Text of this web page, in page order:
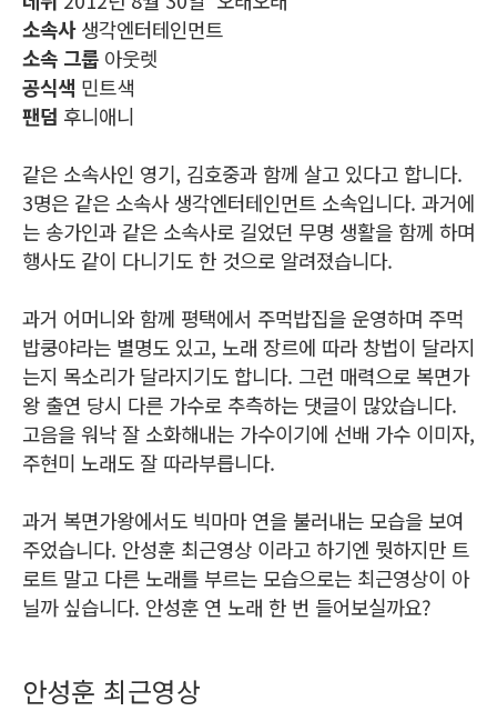
소속사생각엔터테인먼트
소속 그룹 아웃렛
공식색 민트색
팬덤 후니애니
같은 소속사인 영기, 김호중과 함께 살고 있다고 합니다.
3명은 같은 소속사 생각엔터테인먼트 소속입니다. 과거에
는 송가인과 같은 소속사로 길었던 무명 생활을 함께 하며
행사도 같이 다니기도 한 것으로 알려졌습니다.
과거 어머니와 함께 평택에서 주먹밥집을 운영하며 주먹
밥쿵야라는 별명도 있고, 노래 장르에 따라 창법이 달라지
는지 목소리가 달라지기도 합니다. 그런 매력으로 복면가
왕 출연 당시 다른 가수로 추측하는 댓글이 많았습니다.
고음을 워낙 잘 소화해내는 가수이기에 선배 가수 이미자,
주현미 노래도 잘 따라부릅니다.
과거 복면가왕에서도 빅마마 연을 불러내는 모습을 보여
주었습니다. 안성훈 최근영상 이라고 하기엔 뭣하지만 트
로트 말고 다른 노래를 부르는 모습으로는 최근영상이 아
닐까 싶습니다. 안성훈 연 노래 한 번 들어보실까요?
안성훈 최근영상